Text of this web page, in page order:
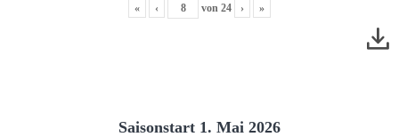
« ‹ von 24 › »
Saisonstart 1. Mai 2026